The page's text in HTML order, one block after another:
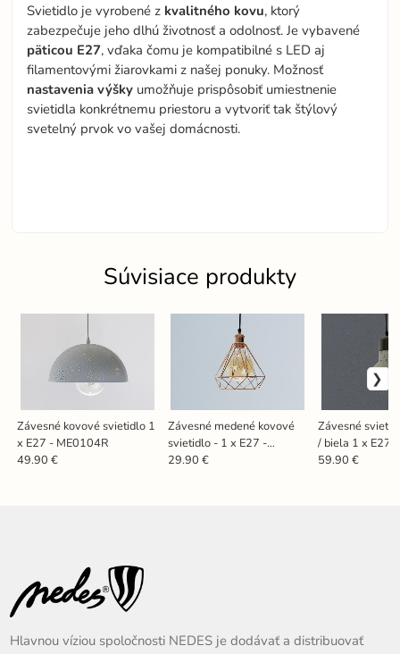
Svietidlo je vyrobené z kvalitného kovu, ktorý
zabezpečuje jeho dlhú životnosť a odolnosť. Je vybavené
päticou E27, vďaka čomu je kompatibilné s LED aj
filamentovými žiarovkami z našej ponuky. Možnosť
nastavenia výšky umožňuje prispôsobiť umiestnenie
svietidla konkrétnemu priestoru a vytvoriť tak štýlový
svetelný prvok vo vašej domácnosti.
Súvisiace produkty
Závesné kovové svietidlo 1
x E27 - ME0104R
49.90 €
Závesné medené kovové
svietidlo - 1 x E27 -
ME0310
29.90 €
Závesné
/ biela 1 x E27 -
ME0214R/W
59.90 €
Hlavnou víziou spoločnosti NEDES je dodávať a distribuovať